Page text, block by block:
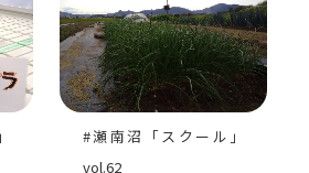
#瀬南沼「スクール」
vol.62